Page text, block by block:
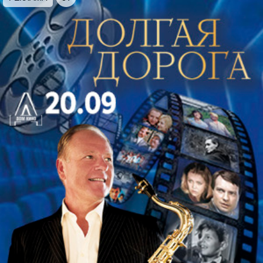
что, открыв для себя музыку Иоганна Себастьяна
в достаточно зрелом возрасте, Вольфганг Амадей
под ее влиянием претерпел значительную
эволюцию стиля.
Несмотря на всю глубину и философичность
баховского языка, его творчество находят отклик у
самой широкой публики, а особой популярностью
пользуется его органные опусы. Фантазия и фуга
соль минор создана Бахом для участия в конкурсе
на место органиста в церкви Святого Якоба в
Гамбурге. Для этого надо было сочинить фугу, и
значимый в мире музыки авторитет Иоганн
Маттезон в качестве темы предложил мелодию
фламандской студенческой песни. Бах создал
грандиозный опус, в котором продемонстрировал
не только искусство композиции, но и виртуозное
исполнительское мастерство. Фугу впоследствии
объединили в двухчастный цикл с трагической